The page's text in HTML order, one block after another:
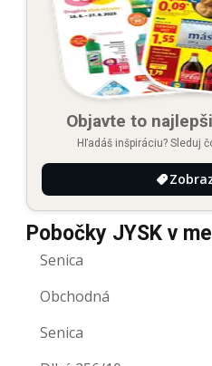
Objavte to
Hľadáš inšpiráciu? Sleduj
Pobočky JYSK v
Senica
Obchodná
Senica